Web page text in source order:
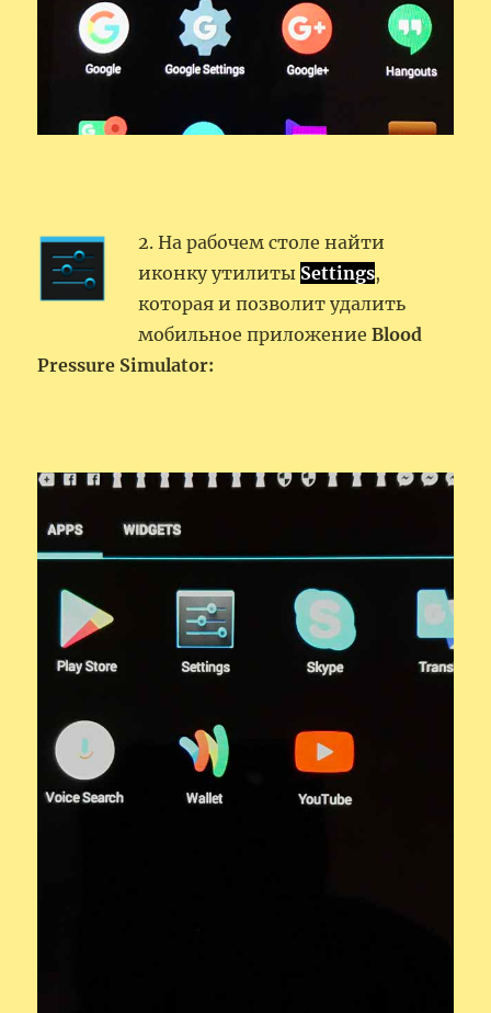
2. На рабочем столе найти
иконку утилиты Settings,
которая и позволит удалить
мобильное приложениеBlood
Pressure Simulator: